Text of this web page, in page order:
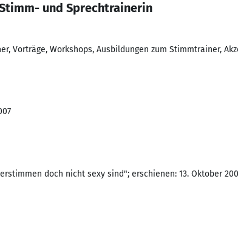
und Sprechtrainerin
Vorträge, Workshops, Ausbildungen zum Stimmtrainer,
doch nicht sexy sind"; erschienen: 13. Oktober